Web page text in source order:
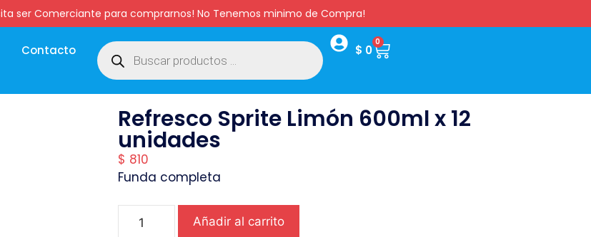
ser Comerciante para comprarnos! No Tenemos minimo de Compra!
Contacto $ 0
0
Refresco Sprite Limón 600ml x 12
unidades
$ 810
Funda completa
Añadir al carrito